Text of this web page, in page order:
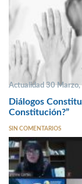
Actualidad 30
Diálogos
Constitución?”
SIN COMENTARIOS